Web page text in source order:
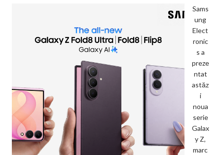
Sams
ung
Elect
ronic
s a
preze
ntat
astăz
i
noua
serie
Galax
y Z,
marc